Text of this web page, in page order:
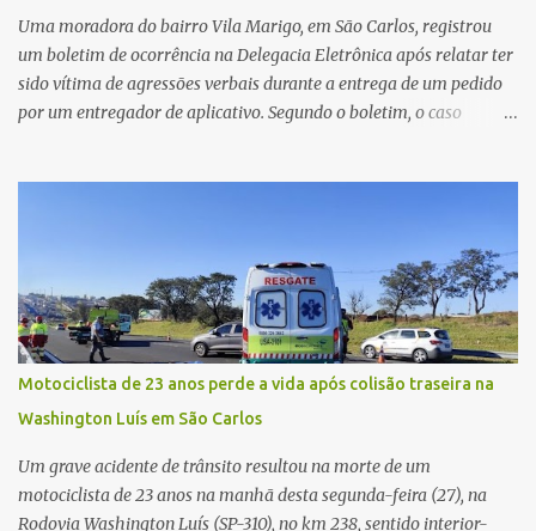
circunstâncias do crime. A ocorrência segue em anda...
Uma moradora do bairro Vila Marigo, em São Carlos, registrou
um boletim de ocorrência na Delegacia Eletrônica após relatar ter
sido vítima de agressões verbais durante a entrega de um pedido
por um entregador de aplicativo. Segundo o boletim, o caso
proximidades. Ainda conforme o registro policial, a vítima relatou
que, ao receber a entrega, voltou a ser ofendida com palavras de
baixo calão e insultos. Ela informou à Polícia Civil que mora
sozinha e que se sentiu ameaçada, coagida e humilhada com a
situação. Fonte: São Carlos Agora
Motociclista de 23 anos perde a vida após colisão traseira na
Washington Luís em São Carlos
Um grave acidente de trânsito resultou na morte de um
motociclista de 23 anos na manhã desta segunda-feira (27), na
Rodovia Washington Luís (SP-310), no km 238, sentido interior-